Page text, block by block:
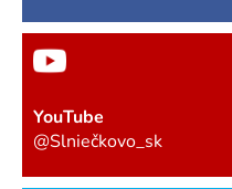
YouTube
@Slniečkovo_sk